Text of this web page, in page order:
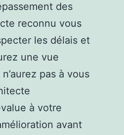
des
reconnu vous
les délais et
une vue
pas à vous
à votre
avant